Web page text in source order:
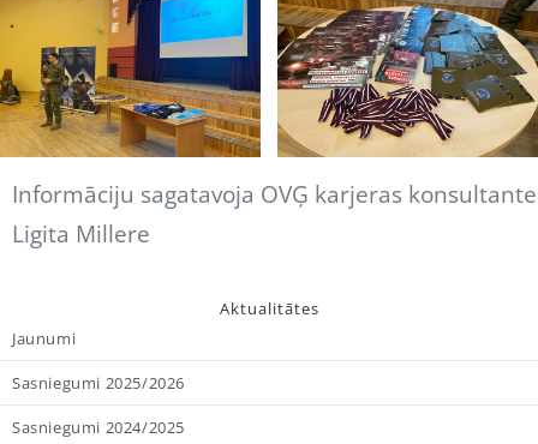
Informāciju sagatavoja OVĢ karjeras konsultante
Ligita Millere
Aktualitātes
Jaunumi
Sasniegumi 2025/2026
Sasniegumi 2024/2025